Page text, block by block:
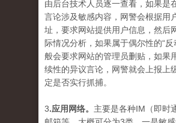
由后台技术人员逐一查看，如果是
言论涉及敏感内容，网警会根据用
址，要求网站提供用户信息，然后
际情况分析，如果属于偶尔性的“反
般会要求网站的管理员删贴，如果
续性的异议言论，网警就会上报上
定是否实行抓捕。
3.应用网络。 主要是各种IM（即时